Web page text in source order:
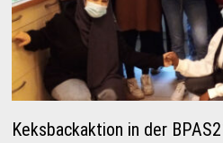
Keksbackaktion in der